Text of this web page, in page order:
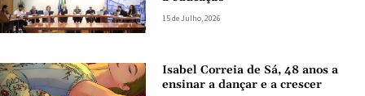
15 de Julho, 2026
Isabel Correia de Sá, 48 anos a
ensinar a dançar e a crescer